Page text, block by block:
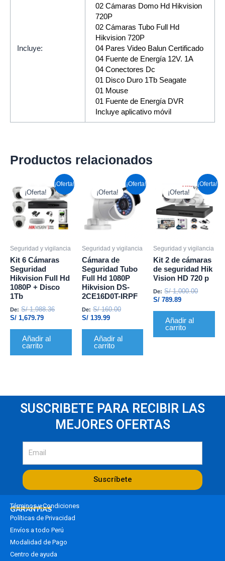
Incluye:
02 Cámaras Domo Hd Hikvision
720P
02 Cámaras Tubo Full Hd
Hikvision 720P
04 Pares Video Balun Certificado
04 Fuente de Energía 12V. 1A
04 Conectores Dc
01 Disco Duro 1Tb Seagate
01 Mouse
01 Fuente de Energía DVR
Incluye aplicativo móvil
Productos relacionados
¡Oferta!
¡Oferta!
Seguridad y vigilancia
Kit 6 Cámaras
Seguridad
Hikvision Full Hd
1080P + Disco
1Tb
De: S/1,988.36
El
precio
original
era:
S/ 1,988.36.
S/ 1,679.79
precio
actual
es:
S/ 1,679.79.
Añadir al
carrito
¡Oferta!
¡Oferta!
Seguridad y vigilancia
Cámara de
Seguridad Tubo
Full Hd 1080P
Hikvision DS-
2CE16D0T-IRPF
De: S/160.00
El
precio
original
era:
S/ 160.00.
S/139.99
precio
actual
es:
S/ 139.99.
Añadir al
carrito
¡Oferta!
¡Oferta!
Seguridad y vigilancia
Kit 2 de cámaras
de seguridad Hik
Vision HD 720 p
De: S/1,000.00
El
precio
original
era:
S/
S/ 789.89
precio
actual
es:
S/ 789.89.
Añadir al
carrito
SUSCRIBETE PARA RECIBIR LAS
MEJORES OFERTAS
Suscríbete
GARANTÍAS
Términos y Condiciones
Políticas de Privacidad
Envíos a todo Perú
Modalidad de Pago
Centro de ayuda